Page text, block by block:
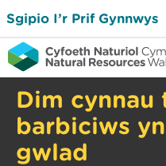
Sgipio I’r Prif Gynnwys
Dim cynnau
barbiciws
gwlad